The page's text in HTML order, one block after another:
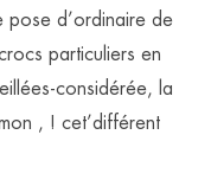
pose d’ordinaire de
particuliers en
considérée, la
, ! cet’différent